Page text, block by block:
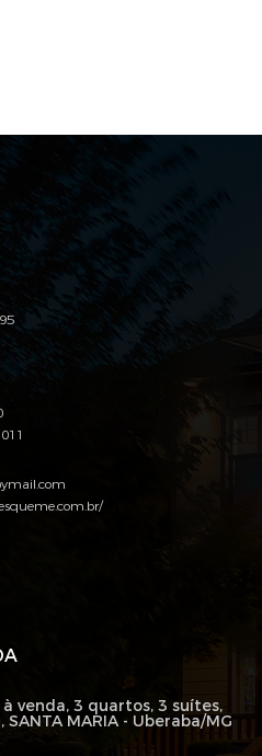
venda, 3 quartos, 3 suítes,
SANTA MARIA - Uberaba/MG